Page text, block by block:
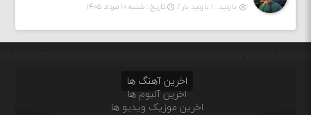
بازدید : ۱ بازدید بار / تاریخ : شنبه ۱۰ مرداد ۱۴۰۵
اخرین آهنگ ها
اخرین آلبوم ها
اخرین موزیک ویدیو ها